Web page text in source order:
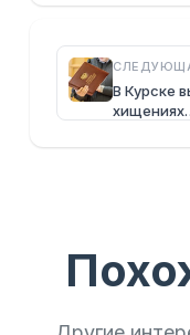
В Курске